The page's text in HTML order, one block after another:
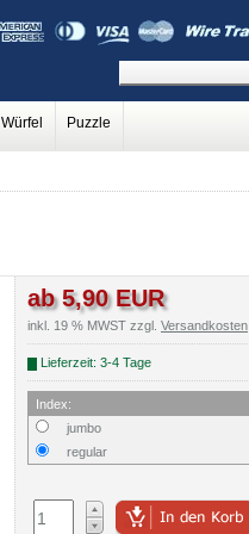
Würfel Puzzle
ab 5,90 EUR
inkl. 19 % MWST zzgl. Versandkosten
Lieferzeit: 3-4 Tage
Index:
jumbo
regular